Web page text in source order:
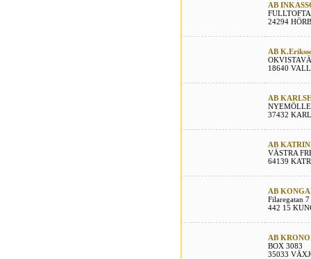
AB
24294
AB
18640
AB
37432
AB
VÄSTRA
64139
AB
Filaregatan 7
442 15
AB
BOX 3083
35033